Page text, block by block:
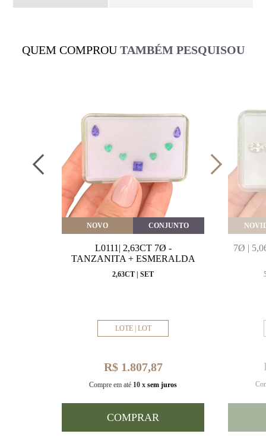
QUEM COMPROU TAMBÉM PESQUISOU
NOVO CONJUNTO
L0111| 2,63CT 7Ø -
TANZANITA + ESMERALDA
2,63CT | SET
LOTE | LOT
R$ 1.807,87
Compre em até 10 x sem juros
COMPRAR
7Ø |